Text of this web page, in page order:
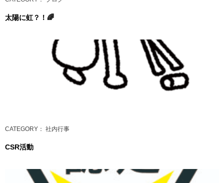
太陽に虹？！🌈
CATEGORY ： 社内行事
CSR活動